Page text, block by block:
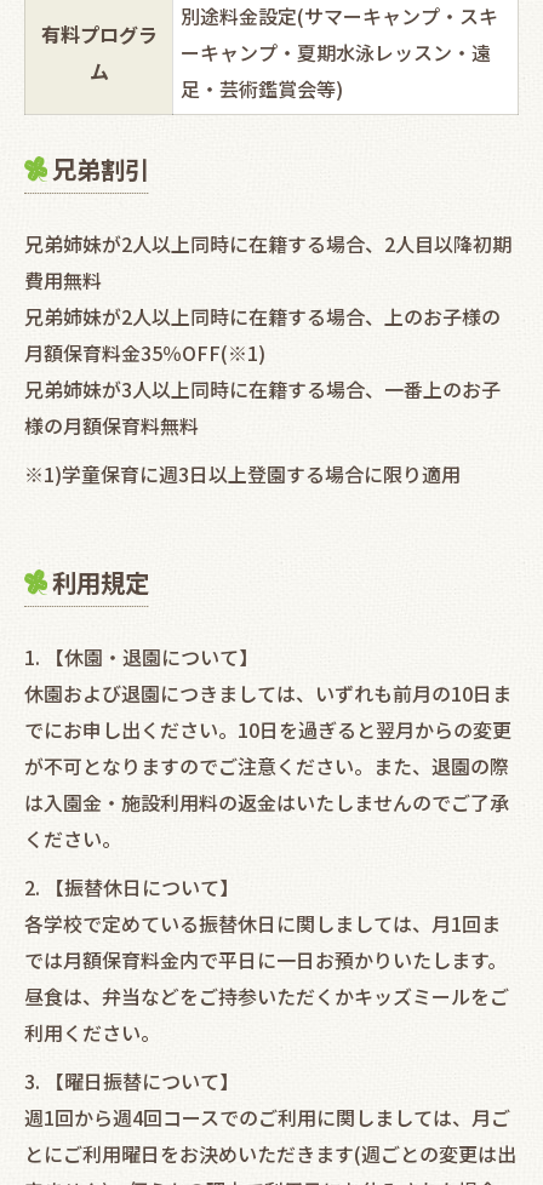
有料プログラ
ム
別途料金設定(サマーキャンプ・スキ
ーキャンプ・夏期水泳レッスン・遠
足・芸術鑑賞会等)
兄弟割引
兄弟姉妹が2人以上同時に在籍する場合、2人目以降初期
費用無料
兄弟姉妹が2人以上同時に在籍する場合、上のお子様の
月額保育料金35％OFF(※1)
兄弟姉妹が3人以上同時に在籍する場合、一番上のお子
様の月額保育料無料
※1)学童保育に週3日以上登園する場合に限り適用
利用規定
1. 【休園・退園について】
休園および退園につきましては、いずれも前月の10日ま
でにお申し出ください。10日を過ぎると翌月からの変更
が不可となりますのでご注意ください。また、退園の際
は入園金・施設利用料の返金はいたしませんのでご了承
ください。
2. 【振替休日について】
各学校で定めている振替休日に関しましては、月1回ま
では月額保育料金内で平日に一日お預かりいたします。
昼食は、弁当などをご持参いただくかキッズミールをご
利用ください。
3. 【曜日振替について】
週1回から週4回コースでのご利用に関しましては、月ご
とにご利用曜日をお決めいただきます(週ごとの変更は出